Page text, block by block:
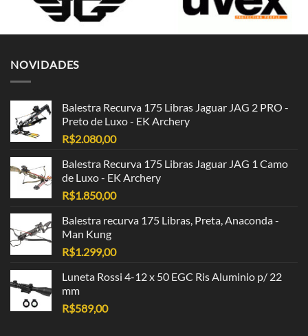
NOVIDADES
Balestra Recurva 175 Libras Jaguar JAG 2 PRO -
Preto de Luxo - EK Archery
R$2.080,00
Balestra Recurva 175 Libras Jaguar JAG 1 Camo
de Luxo - EK Archery
R$1.850,00
Balestra recurva 175 Libras, Preta, Anaconda -
Man Kung
R$1.299,00
Luneta Rossi 4-12 x 50 EGC Ris Aluminio p/ 22
mm
R$589,00